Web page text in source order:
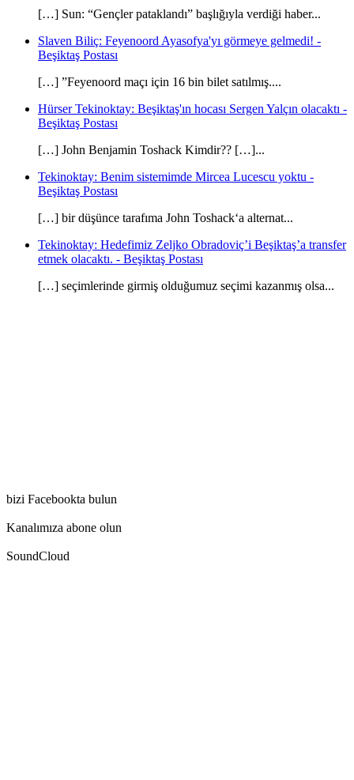
[…] Sun: “Gençler pataklandı” başlığıyla verdiği haber...
Slaven Biliç: Feyenoord Ayasofya'yı görmeye gelmedi! -
Beşiktaş Postası
[…] ”Feyenoord maçı için 16 bin bilet satılmış....
Hürser Tekinoktay: Beşiktaş'ın hocası Sergen Yalçın olacaktı -
Beşiktaş Postası
[…] John Benjamin Toshack Kimdir?? […]...
Tekinoktay: Benim sistemimde Mircea Lucescu yoktu -
Beşiktaş Postası
[…] bir düşünce tarafıma John Toshack‘a alternat...
Tekinoktay: Hedefimiz Zeljko Obradoviç’i Beşiktaş’a transfer
etmek olacaktı. - Beşiktaş Postası
[…] seçimlerinde girmiş olduğumuz seçimi kazanmış olsa...
bizi Facebookta bulun
Kanalımıza abone olun
SoundCloud